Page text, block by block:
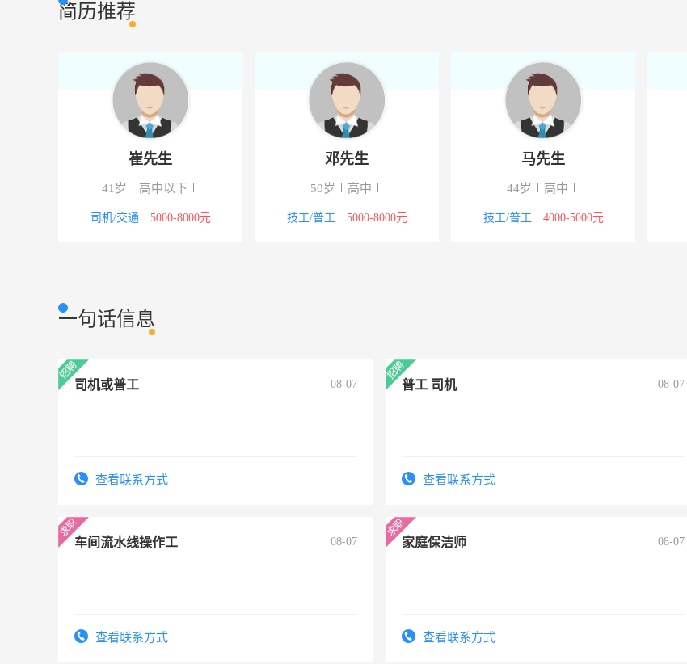
火车站务员
其它类型 攀枝花市同圆众昇酒店管理有限公司
高低压配电设计员 其他类型 四川欣三威光电科技有限公司
办公室主任 行政人事 四川欣三威光电科技有限公司
结构设计工程师 其他类型 成都阿尔刚雷科技有限公司
简历推荐
崔先生
41岁 高中以下
司机/交通 5000-8000元
邓先生
50岁 高中
技工/普工 5000-8000元
马先生
44岁 高中
技工/普工 4000-5000元
一句话信息
司机或普工 08-07
查看联系方式
普工 司机 08-07
查看联系方式
车间流水线操作工 08-07
查看联系方式
家庭保洁师 08-07
查看联系方式